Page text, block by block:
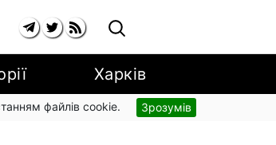
Харків
файлів cookie. Зрозумів
з вересня: